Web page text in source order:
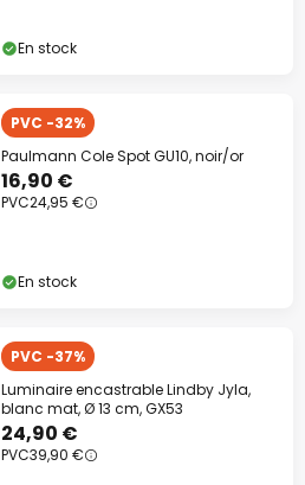
En stock
PVC -32%
Paulmann Cole Spot GU10, noir/or
16,90 €
PVC24,95 €
En stock
PVC -37%
Luminaire encastrable Lindby Jyla,
blanc mat, Ø 13 cm, GX53
24,90 €
PVC39,90 €